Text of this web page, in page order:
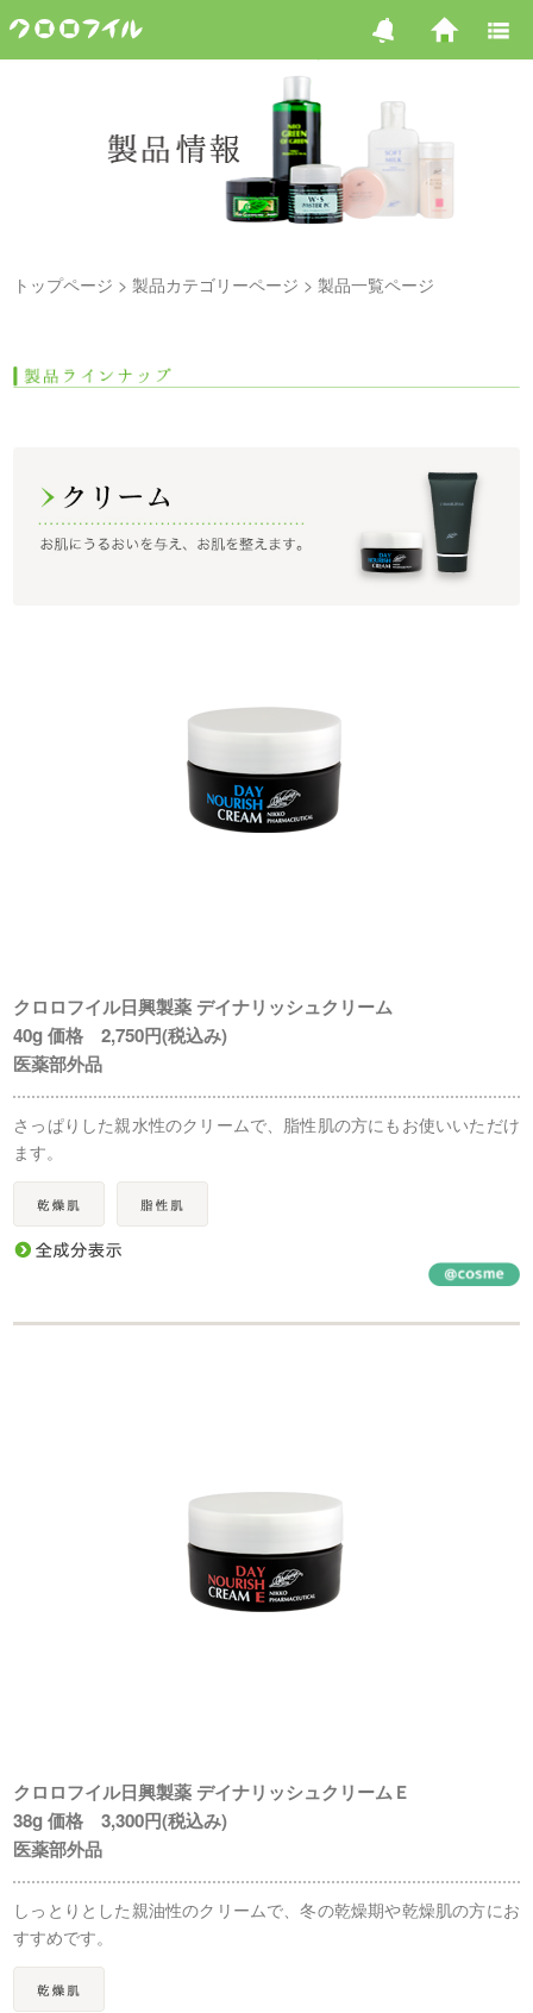
トップページ 製品カテゴリーページ 製品一覧ページ
クロロフイル日興製薬 デイナリッシュクリーム
40g 価格 2,750円(税込み)
医薬部外品
さっぱりした親水性のクリームで、脂性肌の方にもお使いいただけ
ます。
クロロフイル日興製薬 デイナリッシュクリームＥ
38g 価格 3,300円(税込み)
医薬部外品
しっとりとした親油性のクリームで、冬の乾燥期や乾燥肌の方にお
すすめです。